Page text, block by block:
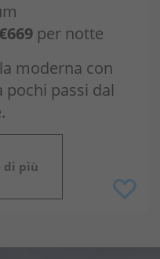
€669 per notte
moderna con
pochi passi dal
di più